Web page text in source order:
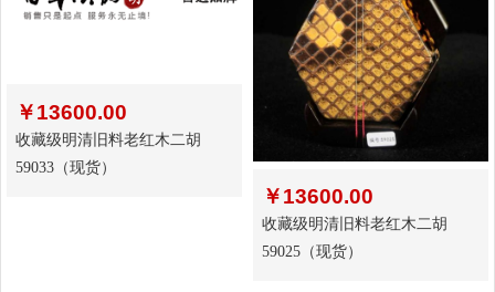
￥13600.00
收藏级明清旧料老红木二胡
59033（现货）
￥13600.00
收藏级明清旧料老红木二胡
59025（现货）